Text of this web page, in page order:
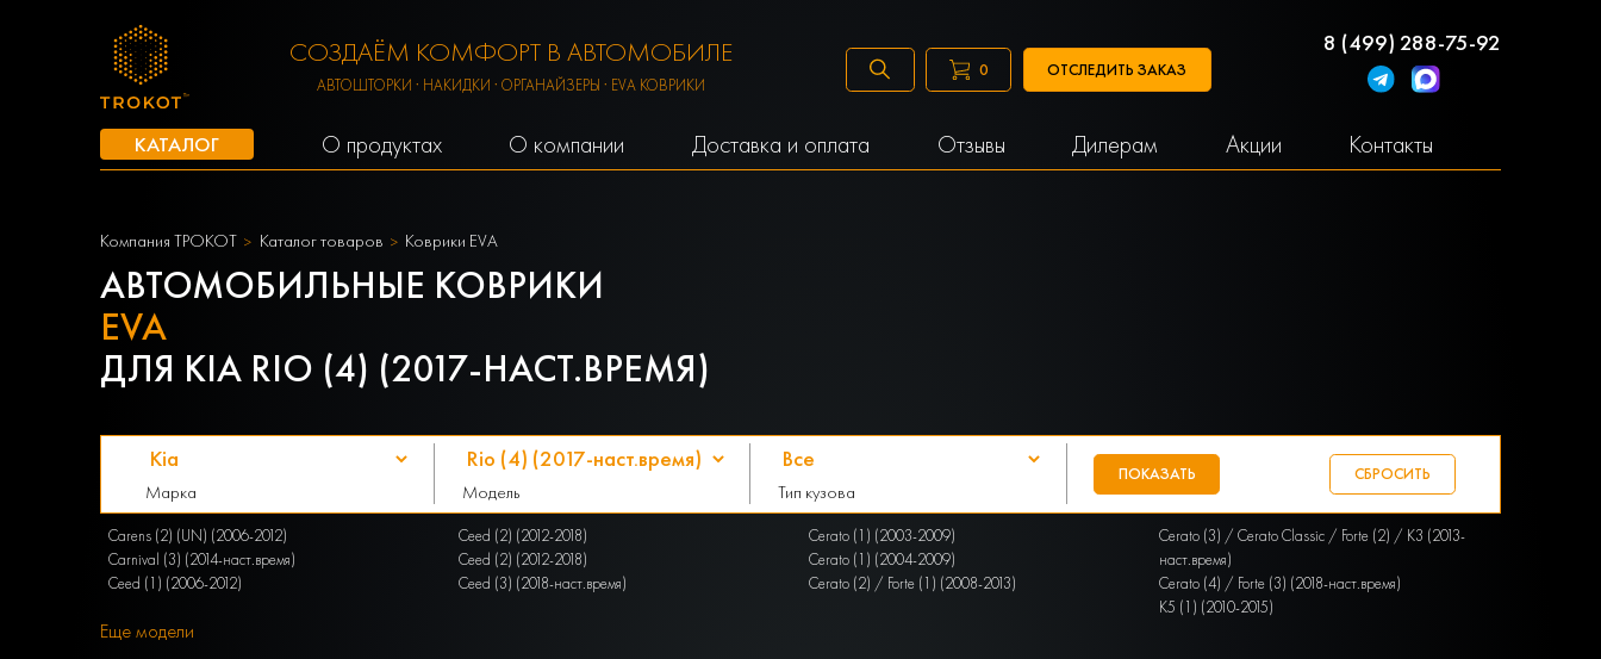
СОЗДАЁМ КОМФОРТ В АВТОМОБИЛЕ
АВТОШТОРКИ · НАКИДКИ · ОРГАНАЙЗЕРЫ · EVA КОВРИКИ
0 ОТСЛЕДИТЬ ЗАКАЗ
8 (499) 288-75-92
КАТАЛОГ О продуктах О компании Доставка и оплата Отзывы Дилерам Акции Контакты
Компания ТРОКОТ Каталог товаров Коврики EVA
АВТОМОБИЛЬНЫЕ КОВРИКИ
EVA
ДЛЯ KIA RIO (4) (2017-НАСТ.ВРЕМЯ)
Марка Модель Тип кузова
Carens (2) (UN) (2006-2012)
Carnival (3) (2014-наст.время)
Ceed (1) (2006-2012)
Ceed (2) (2012-2018)
Ceed (2) (2012-2018)
Ceed (3) (2018-наст.время)
Cerato (1) (2003-2009)
Cerato (1) (2004-2009)
Cerato (2) / Forte (1) (2008-2013)
Cerato (3) / Cerato Classic / Forte (2) / K3 (2013-
наст.время)
Cerato (4) / Forte (3) (2018-наст.время)
K5 (1) (2010-2015)
Еще модели